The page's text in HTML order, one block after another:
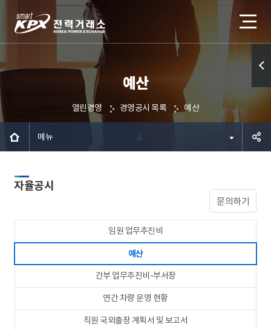
예산
열린경영 경영공시 목록 예산
메뉴
기
문의하기
자율공시
임원 업무추진비
예산
간부 업무추진비-부서장
연간 차량 운영 현황
직원 국외출장 계획서 및 보고서